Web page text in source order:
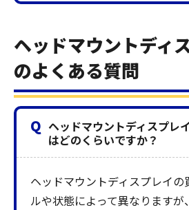
ヘッドマウントディ
のよくある質問
Q ヘッドマウントディスプレ
はどのくらいですか？
ヘッドマウントディスプレイ
ルや状態によって異なりますが、